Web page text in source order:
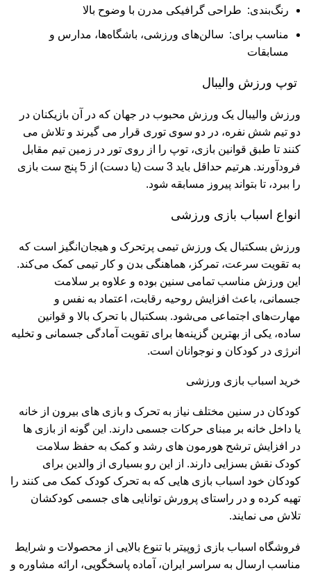
رنگ‌بندی: طراحی گرافیکی مدرن با وضوح بالا
مناسب برای: سالن‌های ورزشی، باشگاه‌ها، مدارس و
مسابقات
توپ ورزش والیبال
ورزش والیبال یک ورزش محبوب در جهان که در آن بازیکنان در
دو تیم شش نفره، در دو سوی توری قرار می گیرند و تلاش می
کنند تا طبق قوانین بازی، توپ را از روی تور در زمین تیم مقابل
فرودآورند. هرتیم حداقل باید 3 ست (یا دست) از 5 پنج ست بازی
را ببرد، تا بتواند پیروز مسابقه شود.
انواع اسباب بازی ورزشی
ورزش بسکتبال یک ورزش تیمی پرتحرک و هیجان‌انگیز است که
به تقویت سرعت، تمرکز، هماهنگی بدن و کار تیمی کمک می‌کند.
این ورزش مناسب تمامی سنین بوده و علاوه بر سلامت
جسمانی، باعث افزایش روحیه رقابت، اعتماد به نفس و
مهارت‌های اجتماعی می‌شود. بسکتبال با تحرک بالا و قوانین
ساده، یکی از بهترین گزینه‌ها برای تقویت آمادگی جسمانی و تخلیه
انرژی در کودکان و نوجوانان است.
خرید اسباب بازی ورزشی
کودکان در سنین مختلف نیاز به تحرک و بازی های بیرون از خانه
یا داخل خانه بر مبنای حرکات جسمی دارند. این گونه از بازی ها
در افزایش ترشح هورمون های رشد و کمک به حفظ سلامت
کودک نقش بسزایی دارند. از این رو بسیاری از والدین برای
کودکان خود اسباب بازی هایی که به تحرک کودک کمک می کنند را
تهیه کرده و در راستای پرورش توانایی های جسمی کودکشان
تلاش می نمایند.
فروشگاه اسباب بازی ژوپیتر با تنوع بالایی از محصولات و شرایط
مناسب ارسال به سراسر ایران، آماده پاسخگویی، ارائه مشاوره و